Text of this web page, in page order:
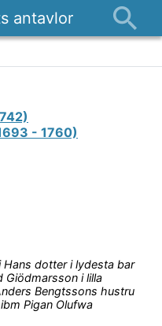
antavlor
- 1760)
dotter i lydesta bar
Giödmarsson i lilla
Bengtssons hustru
Pigan Olufwa